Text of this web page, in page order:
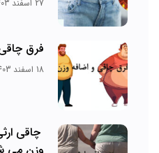
27 اسفند 1403
فرق
18 اسفند 1403
چاقی